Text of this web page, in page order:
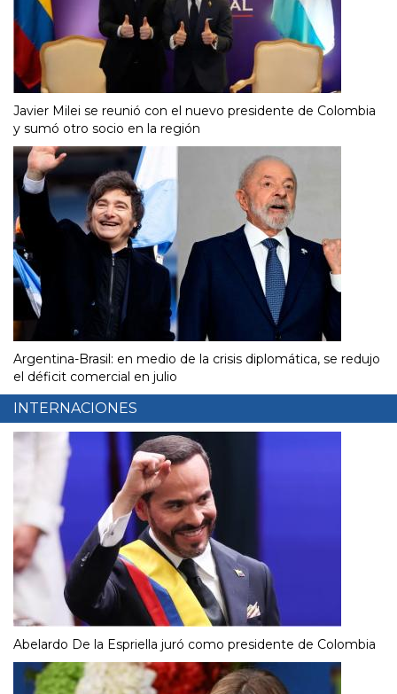
Javier Milei se reunió con el nuevo presidente de Colombia
y sumó otro socio en la región
Argentina-Brasil: en medio de la crisis diplomática, se redujo
el déficit comercial en julio
INTERNACIONES
Abelardo De la Espriella juró como presidente de Colombia